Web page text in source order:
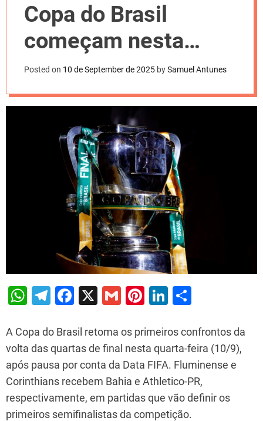
o
d
Copa do Brasil
começam nesta
quarta. Confira
agenda
Posted on 10 de September de 2025 bySamuel Antunes
W
at
s
A
p
p
T
e
gr
a
m
F
c
e
b
o
o
X
G
ai
l
Pi
er
e
st
Li
k
e
dI
n
ar
e
A Copa do Brasil retoma os primeiros confrontos da
volta das quartas de final nesta quarta-feira (10/9),
após pausa por conta da Data FIFA. Fluminense e
Corinthians recebem Bahia e Athletico-PR,
respectivamente, em partidas que vão definir os
primeiros semifinalistas da competição.